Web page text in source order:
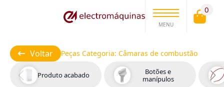
MENU
0
Voltar Peças Categoria:Câmaras de combustão
Produto acabado
Botões e
manípulos